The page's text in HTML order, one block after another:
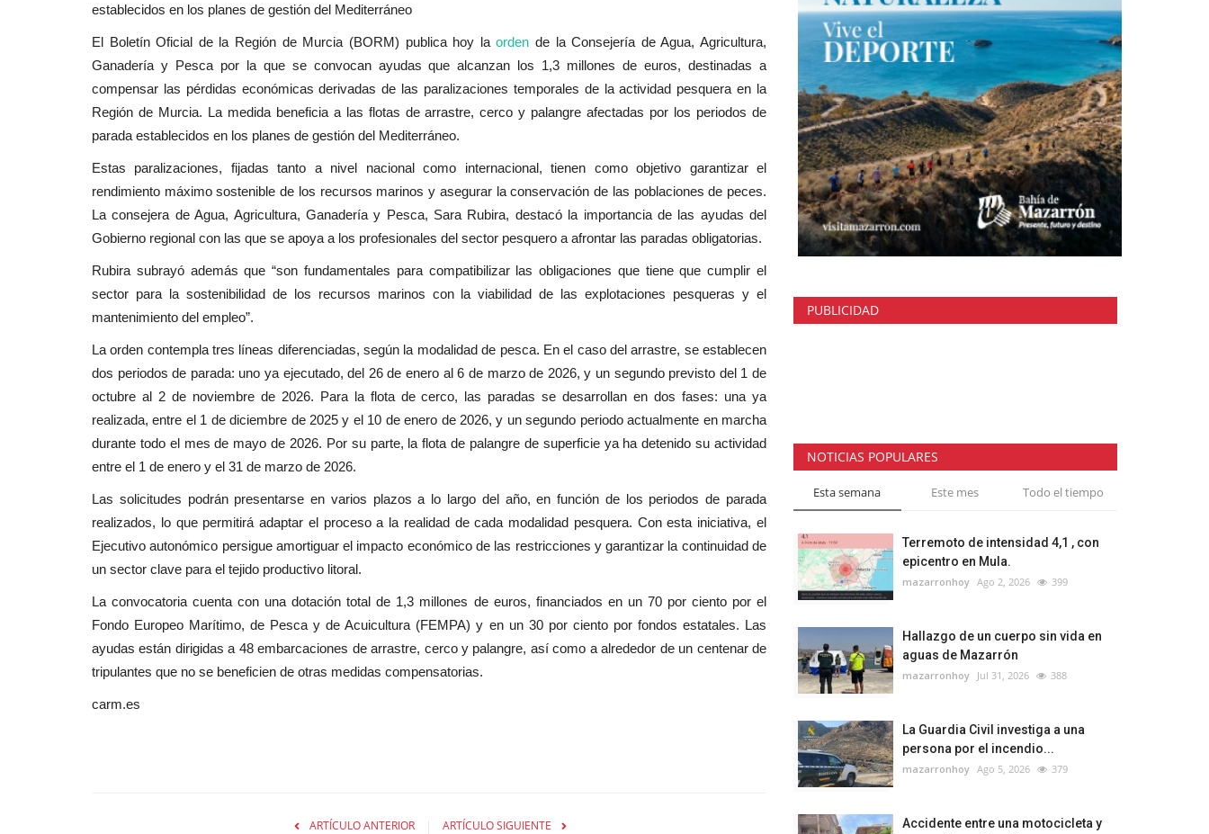
establecidos en los planes de gestión del Mediterráneo
El Boletín Oficial de la Región de Murcia (BORM) publica hoy la orden de la Consejería de Agua, Agricultura,
Ganadería y Pesca por la que se convocan ayudas que alcanzan los 1,3 millones de euros, destinadas a
compensar las pérdidas económicas derivadas de las paralizaciones temporales de la actividad pesquera en la
Región de Murcia. La medida beneficia a las flotas de arrastre, cerco y palangre afectadas por los periodos de
parada establecidos en los planes de gestión del Mediterráneo.
Estas paralizaciones, fijadas tanto a nivel nacional como internacional, tienen como objetivo garantizar el
rendimiento máximo sostenible de los recursos marinos y asegurar la conservación de las poblaciones de peces.
La consejera de Agua, Agricultura, Ganadería y Pesca, Sara Rubira, destacó la importancia de las ayudas del
Gobierno regional con las que se apoya a los profesionales del sector pesquero a afrontar las paradas obligatorias.
Rubira subrayó además que “son fundamentales para compatibilizar las obligaciones que tiene que cumplir el
sector para la sostenibilidad de los recursos marinos con la viabilidad de las explotaciones pesqueras y el
mantenimiento del empleo”.
La orden contempla tres líneas diferenciadas, según la modalidad de pesca. En el caso del arrastre, se establecen
dos periodos de parada: uno ya ejecutado, del 26 de enero al 6 de marzo de 2026, y un segundo previsto del 1 de
octubre al 2 de noviembre de 2026. Para la flota de cerco, las paradas se desarrollan en dos fases: una ya
realizada, entre el 1 de diciembre de 2025 y el 10 de enero de 2026, y un segundo periodo actualmente en marcha
durante todo el mes de mayo de 2026. Por su parte, la flota de palangre de superficie ya ha detenido su actividad
entre el 1 de enero y el 31 de marzo de 2026.
Las solicitudes podrán presentarse en varios plazos a lo largo del año, en función de los periodos de parada
realizados, lo que permitirá adaptar el proceso a la realidad de cada modalidad pesquera. Con esta iniciativa, el
Ejecutivo autonómico persigue amortiguar el impacto económico de las restricciones y garantizar la continuidad de
un sector clave para el tejido productivo litoral.
La convocatoria cuenta con una dotación total de 1,3 millones de euros, financiados en un 70 por ciento por el
Fondo Europeo Marítimo, de Pesca y de Acuicultura (FEMPA) y en un 30 por ciento por fondos estatales. Las
ayudas están dirigidas a 48 embarcaciones de arrastre, cerco y palangre, así como a alrededor de un centenar de
tripulantes que no se beneficien de otras medidas compensatorias.
carm.es
ARTÍCULO ANTERIOR ARTÍCULO SIGUIENTE
PUBLICIDAD
NOTICIAS POPULARES
Esta semana Este mes Todo el tiempo
Terremoto de intensidad 4,1 , con
epicentro en Mula.
mazarronhoy Ago 2, 2026 399
Hallazgo de un cuerpo sin vida en
aguas de Mazarrón
mazarronhoy Jul 31, 2026 388
La Guardia Civil investiga a una
persona por el incendio...
mazarronhoy Ago 5, 2026 379
Accidente entre una motocicleta y